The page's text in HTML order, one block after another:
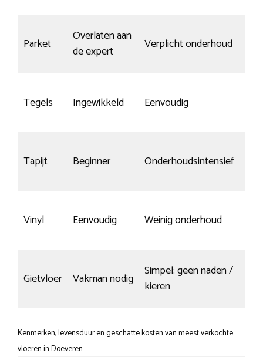
Parket
Overlaten aan
de expert
Verplicht onderhoud
Tegels Ingewikkeld Eenvoudig
Tapijt Beginner Onderhoudsintensief
Vinyl Eenvoudig Weinig onderhoud
Gietvloer Vakman nodig
Simpel: geen naden /
kieren
Kenmerken, levensduur en geschatte kosten van meest verkochte
vloeren in Doeveren.